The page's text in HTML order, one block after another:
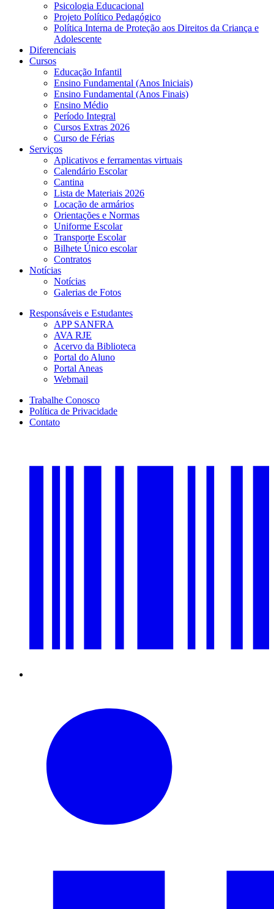
Psicologia Educacional
Projeto Político Pedagógico
Política Interna de Proteção aos Direitos da Criança e
Adolescente
Diferenciais
Cursos
Educação Infantil
Ensino Fundamental (Anos Iniciais)
Ensino Fundamental (Anos Finais)
Ensino Médio
Período Integral
Cursos Extras 2026
Curso de Férias
Serviços
Aplicativos e ferramentas virtuais
Calendário Escolar
Cantina
Lista de Materiais 2026
Locação de armários
Orientações e Normas
Uniforme Escolar
Transporte Escolar
Bilhete Único escolar
Contratos
Notícias
Notícias
Galerias de Fotos
Responsáveis e Estudantes
APP SANFRA
AVA RJE
Acervo da Biblioteca
Portal do Aluno
Portal Aneas
Webmail
Trabalhe Conosco
Política de Privacidade
Contato